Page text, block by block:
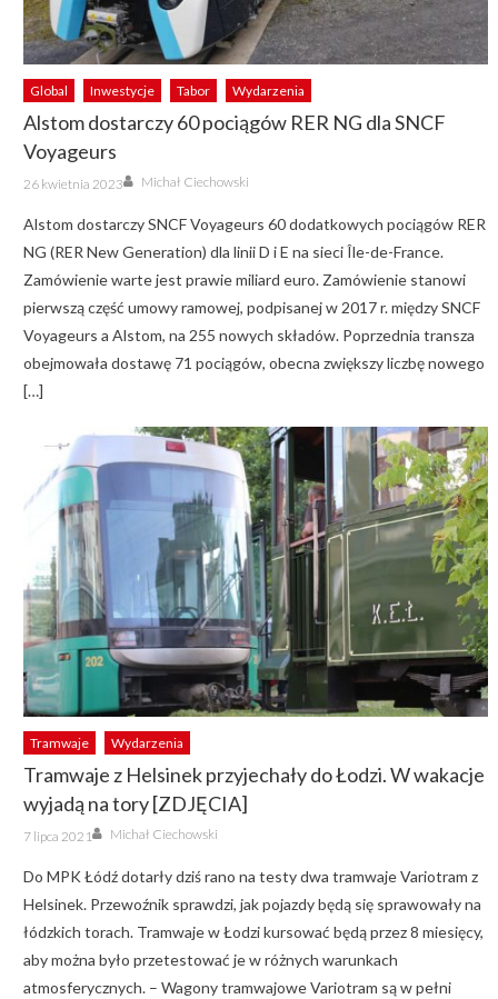
Global Inwestycje Tabor Wydarzenia
Alstom dostarczy 60 pociągów RER NG dla SNCF
Voyageurs
Posted
on
26 kwietnia 2023 Author
Michał Ciechowski
Alstom dostarczy SNCF Voyageurs 60 dodatkowych pociągów RER
NG (RER New Generation) dla linii D i E na sieci Île-de-France.
Zamówienie warte jest prawie miliard euro. Zamówienie stanowi
pierwszą część umowy ramowej, podpisanej w 2017 r. między SNCF
Voyageurs a Alstom, na 255 nowych składów. Poprzednia transza
obejmowała dostawę 71 pociągów, obecna zwiększy liczbę nowego
[…]
Tramwaje Wydarzenia
Tramwaje z Helsinek przyjechały do Łodzi. W wakacje
wyjadą na tory [ZDJĘCIA]
Posted
on
7 lipca 2021 Author
Michał Ciechowski
Do MPK Łódź dotarły dziś rano na testy dwa tramwaje Variotram z
Helsinek. Przewoźnik sprawdzi, jak pojazdy będą się sprawowały na
łódzkich torach. Tramwaje w Łodzi kursować będą przez 8 miesięcy,
aby można było przetestować je w różnych warunkach
atmosferycznych. – Wagony tramwajowe Variotram są w pełni